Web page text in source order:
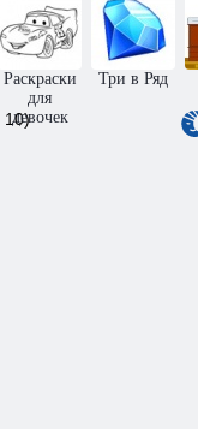
Побег из Зоны
Раскраски
для
девочек
Три в Ряд
10)